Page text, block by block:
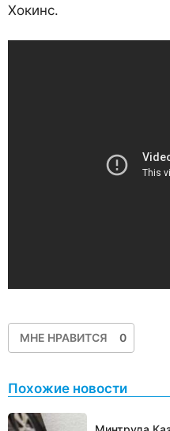
Хокинс.
МНЕ НРАВИТСЯ 0
Похожие новости